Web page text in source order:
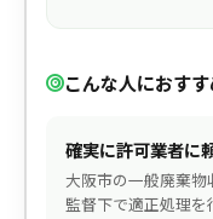
こんな人におす
確実に許可業者に
大阪市の一般廃棄
監督下で適正処理